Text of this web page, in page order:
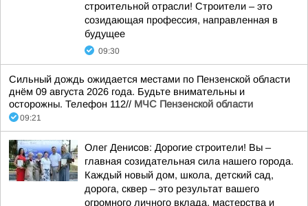
строительной отрасли! Строители – это
созидающая профессия, направленная в
будущее
09:30
Сильный дождь ожидается местами по Пензенской области
днём 09 августа 2026 года. Будьте внимательны и
осторожны. Телефон 112// МЧС Пензенской области
09:21
Олег Денисов: Дорогие строители! Вы –
главная созидательная сила нашего города.
Каждый новый дом, школа, детский сад,
дорога, сквер – это результат вашего
огромного личного вклада, мастерства и